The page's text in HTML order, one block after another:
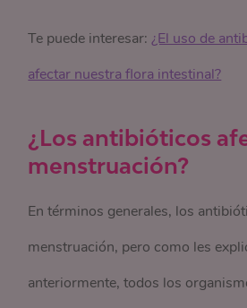
Te puede interesar:¿El uso de
afectar nuestra flora intestinal?
¿Los antibióticos
menstruación?
En términos generales, los
menstruación, pero como les
anteriormente, todos los